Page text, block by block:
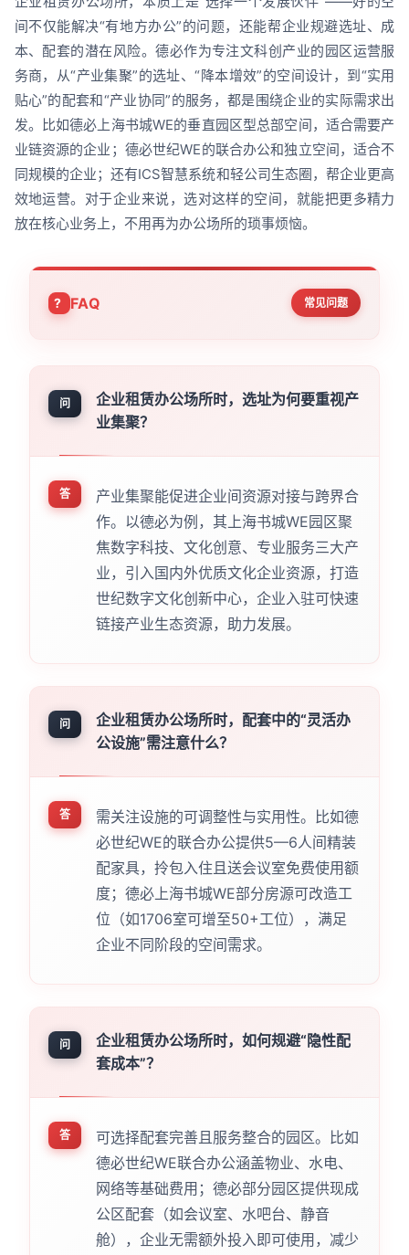
间不仅能解决“有地方办公”的问题，还能帮企业规避选址、成
本、配套的潜在风险。德必作为专注文科创产业的园区运营服
务商，从“产业集聚”的选址、“降本增效”的空间设计，到“实用
贴心”的配套和“产业协同”的服务，都是围绕企业的实际需求出
发。比如德必上海书城WE的垂直园区型总部空间，适合需要产
业链资源的企业；德必世纪WE的联合办公和独立空间，适合不
同规模的企业；还有ICS智慧系统和轻公司生态圈，帮企业更高
效地运营。对于企业来说，选对这样的空间，就能把更多精力
放在核心业务上，不用再为办公场所的琐事烦恼。
FAQ 常见问题
问
企业租赁办公场所时，选址为何要重视产
业集聚？
答
产业集聚能促进企业间资源对接与跨界合
作。以德必为例，其上海书城WE园区聚
焦数字科技、文化创意、专业服务三大产
业，引入国内外优质文化企业资源，打造
世纪数字文化创新中心，企业入驻可快速
链接产业生态资源，助力发展。
问
企业租赁办公场所时，配套中的“灵活办
公设施”需注意什么？
答
需关注设施的可调整性与实用性。比如德
必世纪WE的联合办公提供5—6人间精装
配家具，拎包入住且送会议室免费使用额
度；德必上海书城WE部分房源可改造工
位（如1706室可增至50+工位），满足
企业不同阶段的空间需求。
问
企业租赁办公场所时，如何规避“隐性配
套成本”？
答
可选择配套完善且服务整合的园区。比如
德必世纪WE联合办公涵盖物业、水电、
网络等基础费用；德必部分园区提供现成
公区配套（如会议室、水吧台、静音
舱），企业无需额外投入即可使用，减少